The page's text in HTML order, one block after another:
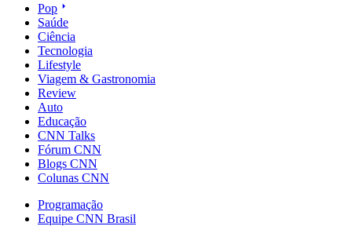
Pop
Saúde
Ciência
Tecnologia
Lifestyle
Viagem & Gastronomia
Review
Auto
Educação
CNN Talks
Fórum CNN
Blogs CNN
Colunas CNN
Programação
Equipe CNN Brasil